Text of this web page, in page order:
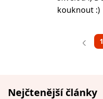
kouknout :)
1
Nejčtenější články